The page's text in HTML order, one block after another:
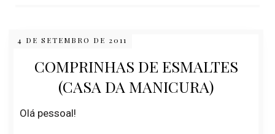
4 DE SETEMBRO DE 2011
COMPRINHAS DE ESMALTES
(CASA DA MANICURA)
Olá pessoal!